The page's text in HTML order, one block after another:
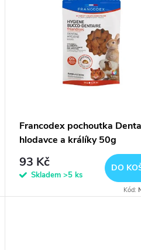
Francodex pochoutka
hlodavce a králíky 50g
93 Kč
Skladem>5 ks
DO
Kód: